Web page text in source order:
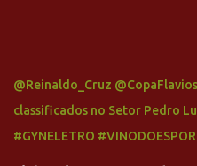
@Reinaldo_Cruz
classificados no Setor Pedro
#GYNELETRO